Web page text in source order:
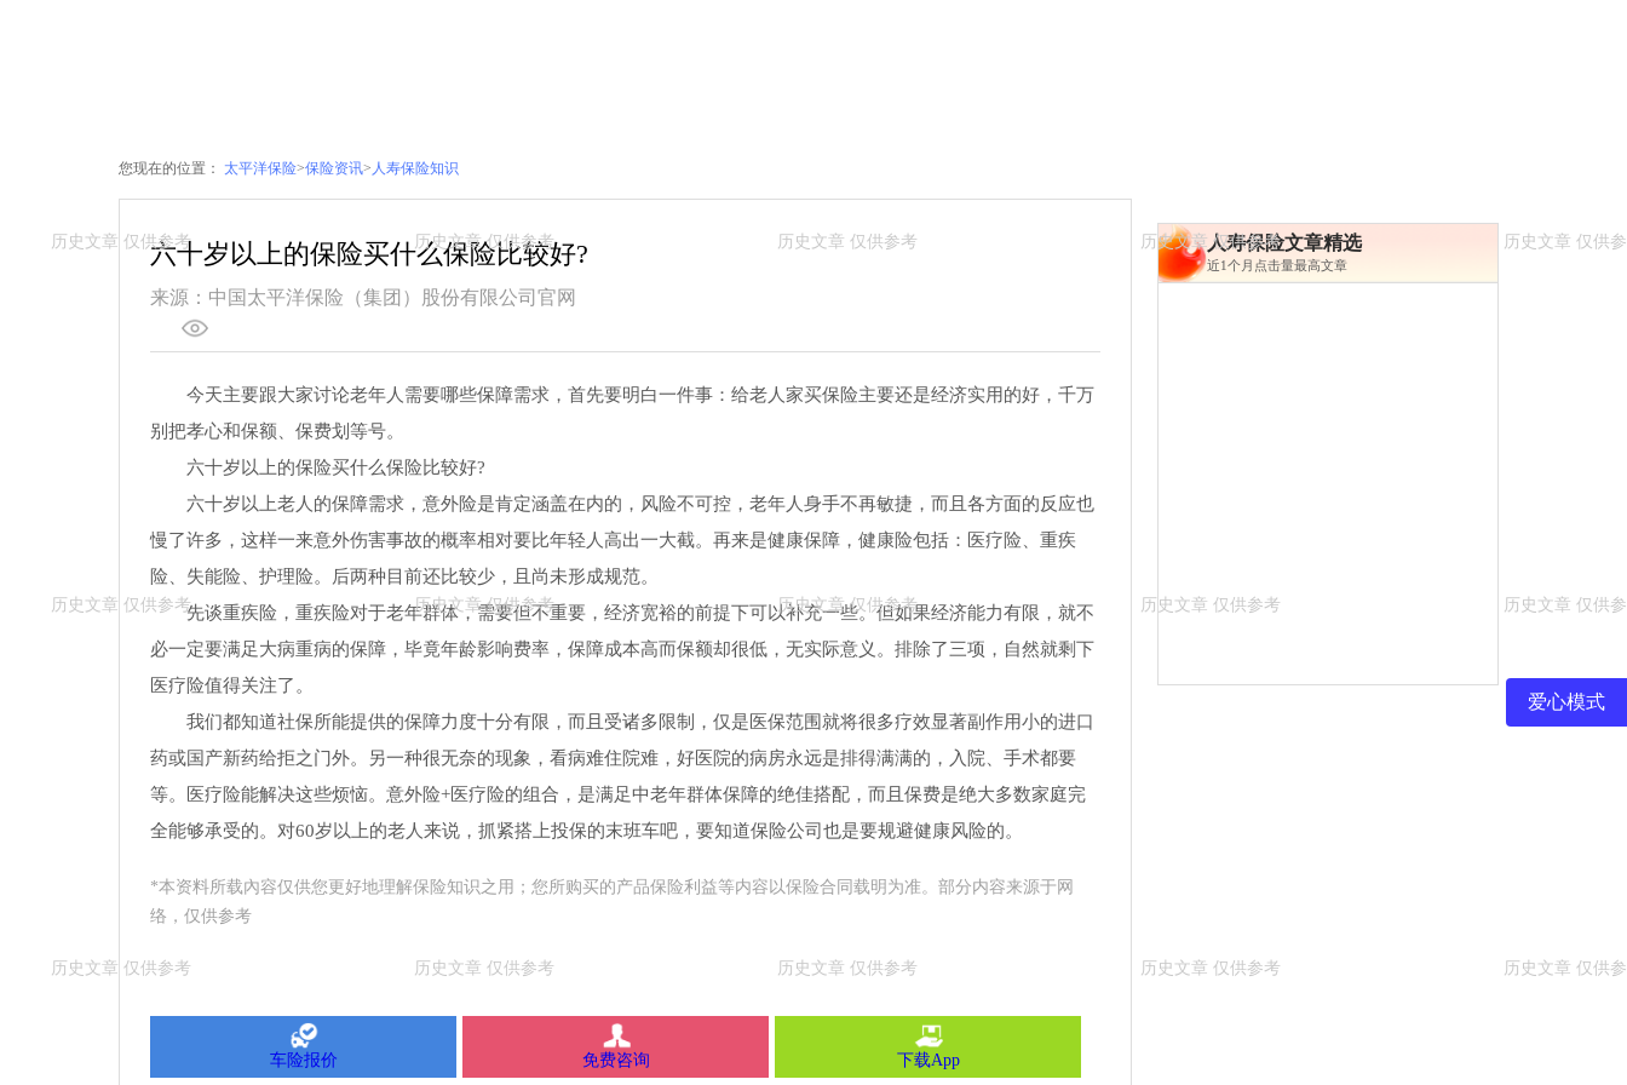
您现在的位置： 太平洋保险>保险资讯> 人寿保险知识
六十岁以上的保险买什么保险比较好?
来源：中国太平洋保险（集团）股份有限公司官网
今天主要跟大家讨论老年人需要哪些保障需求，首先要明白一件事：给老人家买保险主要还是经济实用的好，千万
别把孝心和保额、保费划等号。
六十岁以上的保险买什么保险比较好?
六十岁以上老人的保障需求，意外险是肯定涵盖在内的，风险不可控，老年人身手不再敏捷，而且各方面的反应也
慢了许多，这样一来意外伤害事故的概率相对要比年轻人高出一大截。再来是健康保障，健康险包括：医疗险、重疾
险、失能险、护理险。后两种目前还比较少，且尚未形成规范。
先谈重疾险，重疾险对于老年群体，需要但不重要，经济宽裕的前提下可以补充一些。但如果经济能力有限，就不
必一定要满足大病重病的保障，毕竟年龄影响费率，保障成本高而保额却很低，无实际意义。排除了三项，自然就剩下
医疗险值得关注了。
我们都知道社保所能提供的保障力度十分有限，而且受诸多限制，仅是医保范围就将很多疗效显著副作用小的进口
药或国产新药给拒之门外。另一种很无奈的现象，看病难住院难，好医院的病房永远是排得满满的，入院、手术都要
等。医疗险能解决这些烦恼。意外险+医疗险的组合，是满足中老年群体保障的绝佳搭配，而且保费是绝大多数家庭完
全能够承受的。对60岁以上的老人来说，抓紧搭上投保的末班车吧，要知道保险公司也是要规避健康风险的。
*本资料所载內容仅供您更好地理解保险知识之用；您所购买的产品保险利益等内容以保险合同载明为准。部分内容来源于网
络，仅供参考
车险报价 免费咨询 下载App
人寿保险文章精选
近1个月点击量最高文章
爱心模式